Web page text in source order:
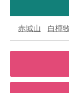
赤城山 白樺